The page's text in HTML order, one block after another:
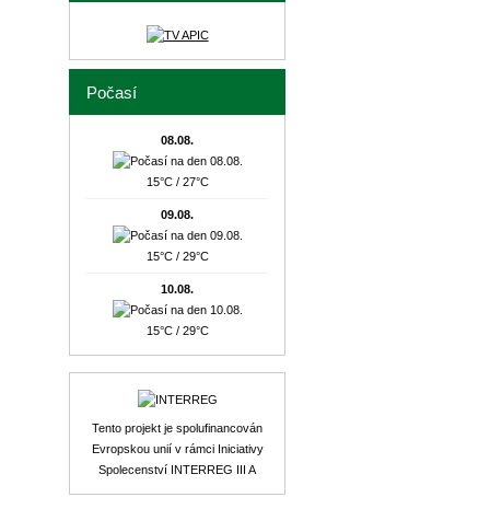
Počasí
08.08.
15°C / 27°C
09.08.
15°C / 29°C
10.08.
15°C / 29°C
Tento projekt je spolufinancován
Evropskou unií v rámci Iniciativy
Spolecenství INTERREG III A